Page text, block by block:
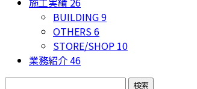
BUILDING9
OTHERS6
STORE/SHOP 10
業務紹介46